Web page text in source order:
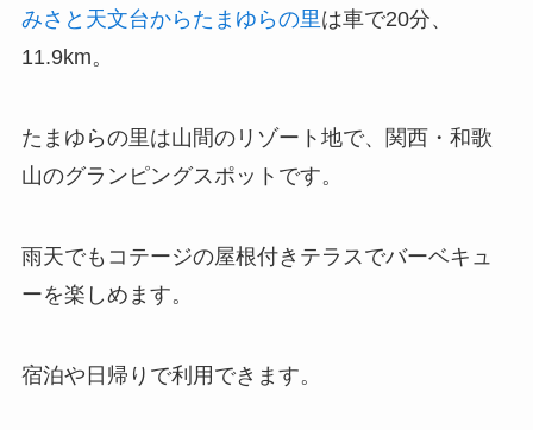
みさと天文台からたまゆらの里は車で20分、
11.9km。
たまゆらの里は山間のリゾート地で、関西・和歌
山のグランピングスポットです。
雨天でもコテージの屋根付きテラスでバーベキュ
ーを楽しめます。
宿泊や日帰りで利用できます。